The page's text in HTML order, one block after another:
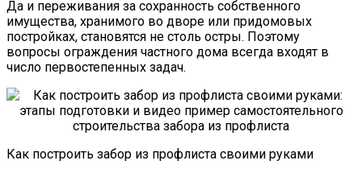
Да и переживания за сохранность собственного
имущества, хранимого во дворе или придомовых
постройках, становятся не столь остры. Поэтому
вопросы ограждения частного дома всегда входят в
число первостепенных задач.
Как построить забор из профлиста своими руками